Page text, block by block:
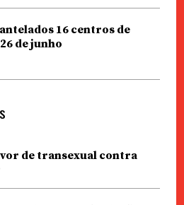
16 centros de
de junho
de transexual contra